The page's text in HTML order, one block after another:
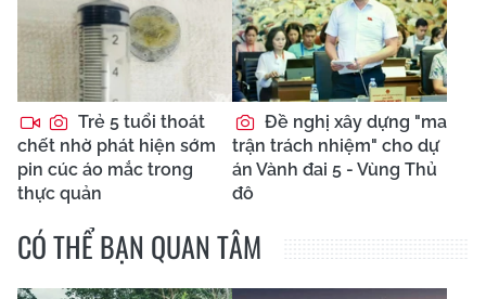
Trẻ 5 tuổi thoát
chết nhờ phát hiện sớm
pin cúc áo mắc trong
thực quản
Đề nghị xây dựng "ma
trận trách nhiệm" cho dự
án Vành đai 5 - Vùng Thủ
đô
CÓ THỂ BẠN QUAN TÂM